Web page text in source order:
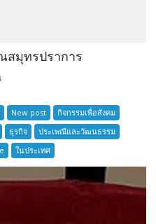
สมุทรปราการ
เล่า
ตำนาน
เมือง
โบราณ
สมุทรปราการ
New post
กิจกรรมเพื่อสังคม
ธุรกิจ
ประเพณีและวัฒนธรรม
ในประเทศ